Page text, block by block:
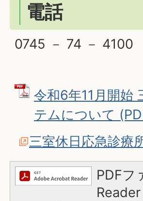
電話
0745 － 74 － 4100
令和6年11月開始
テムについて
三室休日応急診療
PDFフ